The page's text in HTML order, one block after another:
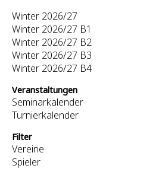
Winter 2026/27
Winter 2026/27 B1
Winter 2026/27 B2
Winter 2026/27 B3
Winter 2026/27 B4
Veranstaltungen
Seminarkalender
Turnierkalender
Filter
Vereine
Spieler